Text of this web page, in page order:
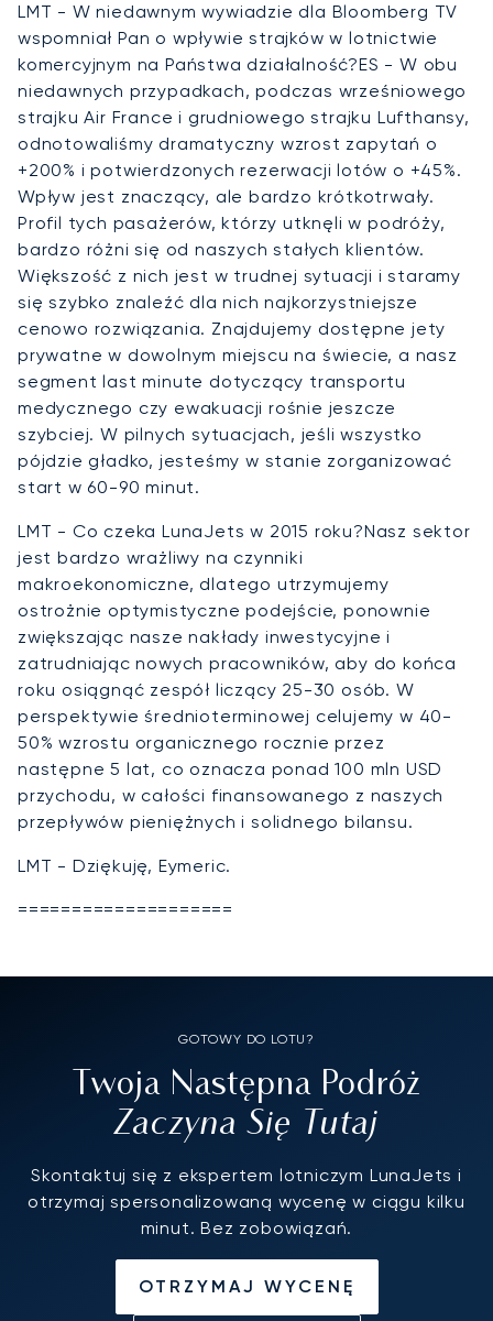
LMT - W niedawnym wywiadzie dla Bloomberg TV
wspomniał Pan o wpływie strajków w lotnictwie
komercyjnym na Państwa działalność?ES - W obu
niedawnych przypadkach, podczas wrześniowego
strajku Air France i grudniowego strajku Lufthansy,
odnotowaliśmy dramatyczny wzrost zapytań o
+200% i potwierdzonych rezerwacji lotów o +45%.
Wpływ jest znaczący, ale bardzo krótkotrwały.
Profil tych pasażerów, którzy utknęli w podróży,
bardzo różni się od naszych stałych klientów.
Większość z nich jest w trudnej sytuacji i staramy
się szybko znaleźć dla nich najkorzystniejsze
cenowo rozwiązania. Znajdujemy dostępne jety
prywatne w dowolnym miejscu na świecie, a nasz
segment last minute dotyczący transportu
medycznego czy ewakuacji rośnie jeszcze
szybciej. W pilnych sytuacjach, jeśli wszystko
pójdzie gładko, jesteśmy w stanie zorganizować
start w 60-90 minut.
LMT - Co czeka LunaJets w 2015 roku?Nasz sektor
jest bardzo wrażliwy na czynniki
makroekonomiczne, dlatego utrzymujemy
ostrożnie optymistyczne podejście, ponownie
zwiększając nasze nakłady inwestycyjne i
zatrudniając nowych pracowników, aby do końca
roku osiągnąć zespół liczący 25-30 osób. W
perspektywie średnioterminowej celujemy w 40-
50% wzrostu organicznego rocznie przez
następne 5 lat, co oznacza ponad 100 mln USD
przychodu, w całości finansowanego z naszych
przepływów pieniężnych i solidnego bilansu.
LMT - Dziękuję, Eymeric.
====================
GOTOWY DO LOTU?
Twoja Następna Podróż
Zaczyna Się Tutaj
Skontaktuj się z ekspertem lotniczym LunaJets i
otrzymaj spersonalizowaną wycenę w ciągu kilku
minut. Bez zobowiązań.
OTRZYMAJ WYCENĘ